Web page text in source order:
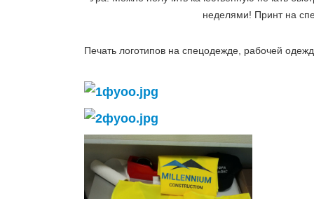
неделями! Принт на
Печать логотипов на спецодежде, рабочей